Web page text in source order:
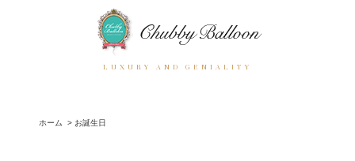
LUXURY AND GENIALITY
ホーム > お誕生日